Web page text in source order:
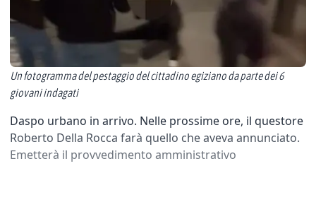
Un fotogramma del pestaggio del cittadino egiziano da parte dei 6
giovani indagati
Daspo urbano in arrivo. Nelle prossime ore, il questore
Roberto Della Rocca farà quello che aveva annunciato.
Emetterà il provvedimento amministrativo